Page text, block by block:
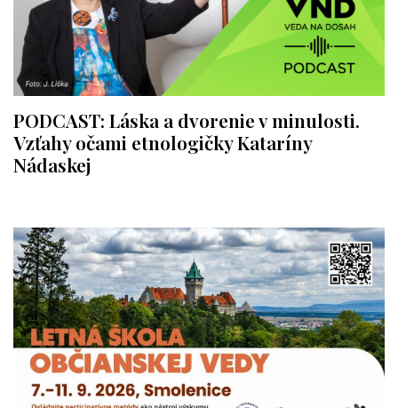
PODCAST: Láska a dvorenie v minulosti.
Vzťahy očami etnologičky Kataríny
Nádaskej